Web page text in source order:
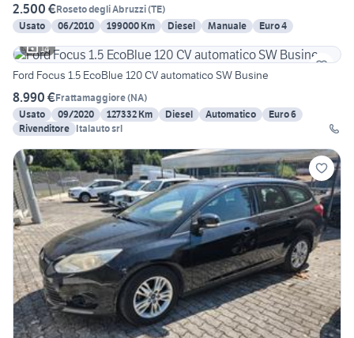
2.500 €Roseto degli Abruzzi(TE)
Usato
06/2010 199000 Km Diesel Manuale
Euro 4
14
Ford Focus 1.5 EcoBlue 120 CV automatico SW Busine
8.990 €Frattamaggiore(NA)
Usato
09/2020 127332 Km Diesel Automatico
Euro 6
Rivenditore Italauto srl